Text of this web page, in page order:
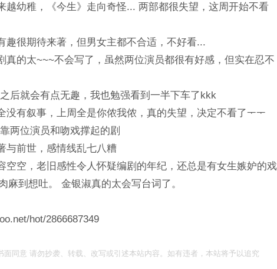
越幼稚，《今生》走向奇怪... 两部都很失望，这周开始不看
趣很期待来著，但男女主都不合适，不好看...
真的太~~~不会写了，虽然两位演员都很有好感，但实在忍不
后就会有点无趣，我也勉强看到一半下车了kkk
没有叙事，上周全是你侬我侬，真的失望，决定不看了ᅮᅮ
两位演员和吻戏撑起的剧
与前世，感情线乱七八糟
空空，老旧感性令人怀疑编剧的年纪，还总是有女生嫉妒的戏
麻到想吐。 金银淑真的太会写台词了。
hot/2866687349
面同意 请勿抄袭、转载、改写或引述本站内容。如有违者，本站将予以追究